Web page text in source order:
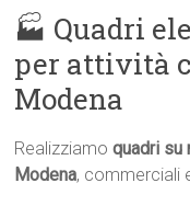
🏭 Quadri
per attività
Modena
Realizziamoquadri su
Modena, commerciali